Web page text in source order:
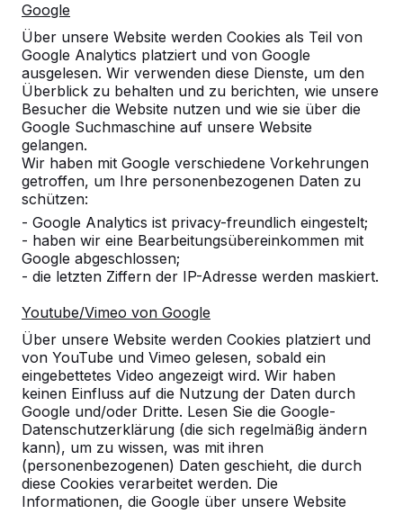
Google
Über unsere Website werden Cookies als Teil von
Google Analytics platziert und von Google
ausgelesen. Wir verwenden diese Dienste, um den
Überblick zu behalten und zu berichten, wie unsere
Besucher die Website nutzen und wie sie über die
Google Suchmaschine auf unsere Website
gelangen.
Wir haben mit Google verschiedene Vorkehrungen
getroffen, um Ihre personenbezogenen Daten zu
schützen:
- Google Analytics ist privacy-freundlich eingestelt;
- haben wir eine Bearbeitungsübereinkommen mit
Google abgeschlossen;
- die letzten Ziffern der IP-Adresse werden maskiert.
Youtube/Vimeo von Google
Über unsere Website werden Cookies platziert und
von YouTube und Vimeo gelesen, sobald ein
eingebettetes Video angezeigt wird. Wir haben
keinen Einfluss auf die Nutzung der Daten durch
Google und/oder Dritte. Lesen Sie die Google-
Datenschutzerklärung (die sich regelmäßig ändern
kann), um zu wissen, was mit ihren
(personenbezogenen) Daten geschieht, die durch
diese Cookies verarbeitet werden. Die
Informationen, die Google über unsere Website
Kontakt
HeBlad Deutschland
Diekerstraße 97
42781 Haan
Deutschland
+49 212 934 77 25
info@HeBlad.de
Kundenservice
Kategorien
Sonstige